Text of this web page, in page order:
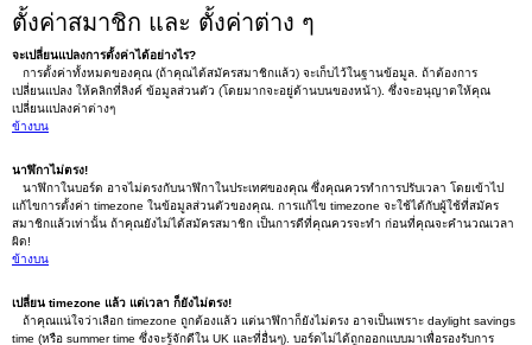
ตั้งค่าสมาชิก และ ตั้งค่าต่าง ๆ
จะเปลี่ยนแปลงการตั้งค่าได้อย่างไร?
การตั้งค่าทั้งหมดของคุณ (ถ้าคุณได้สมัครสมาชิกแล้ว) จะเก็บไว้ในฐานข้อมูล. ถ้าต้องการ
เปลี่ยนแปลง ให้คลิกที่ลิงค์ ข้อมูลส่วนตัว (โดยมากจะอยู่ด้านบนของหน้า). ซึ่งจะอนุญาตให้คุณ
เปลี่ยนแปลงค่าต่างๆ
ข้างบน
นาฬิกาไม่ตรง!
นาฬิกาในบอร์ด อาจไม่ตรงกับนาฬิกาในประเทศของคุณ ซึ่งคุณควรทำการปรับเวลา โดยเข้าไป
แก้ไขการตั้งค่า timezone ในข้อมูลส่วนตัวของคุณ. การแก้ไข timezone จะใช้ได้กับผู้ใช้ที่สมัคร
สมาชิกแล้วเท่านั้น ถ้าคุณยังไม่ได้สมัครสมาชิก เป็นการดีที่คุณควรจะทำ ก่อนที่คุณจะคำนวณเวลา
ผิด!
ข้างบน
เปลี่ยน timezone แล้ว แต่เวลา ก็ยังไม่ตรง!
ถ้าคุณแน่ใจว่าเลือก timezone ถูกต้องแล้ว แต่นาฬิกาก็ยังไม่ตรง อาจเป็นเพราะ daylight savings
time (หรือ summer time ซึ่งจะรู้จักดีใน UK และที่อื่นๆ). บอร์ดไม่ได้ถูกออกแบบมาเพื่อรองรับการ